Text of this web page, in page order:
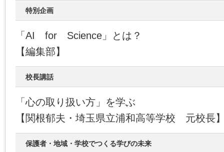
特別企画
「AI for Science」とは？
【編集部】
校長講話
「心の取り扱い方」を学ぶ
【関根郁夫・埼玉県立浦和高等学校 元校長
保護者・地域・学校でつくる学びの未来